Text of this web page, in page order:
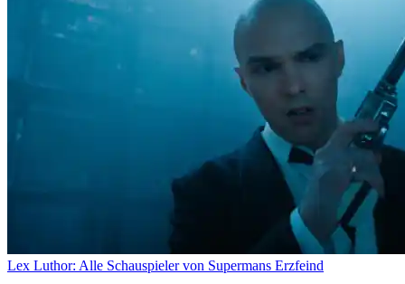
Lex Luthor: Alle Schauspieler von Supermans Erzfeind